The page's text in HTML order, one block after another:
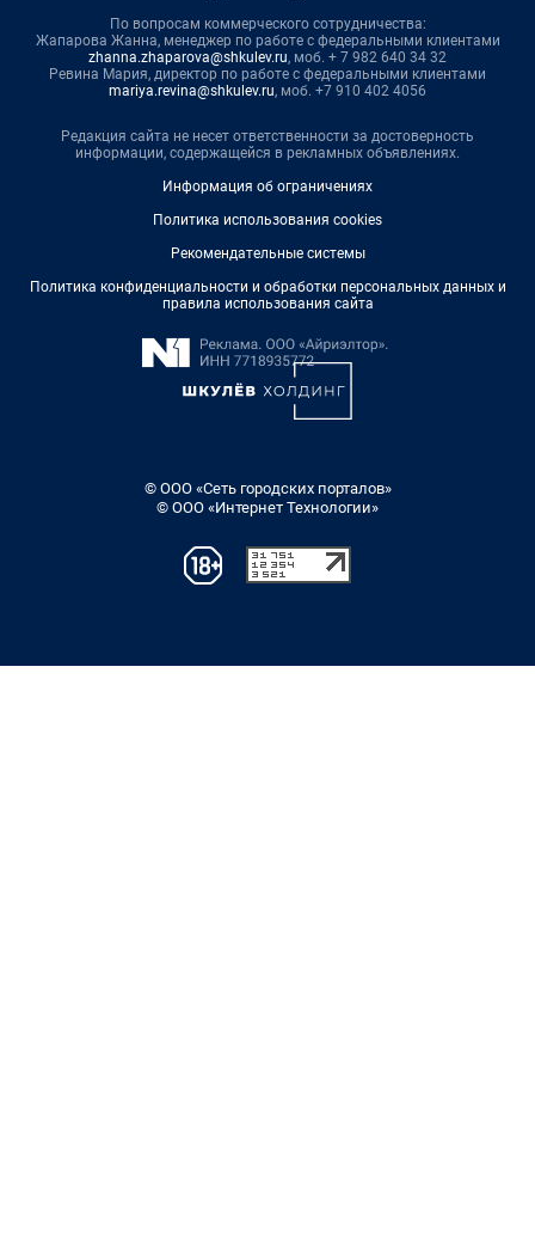
По вопросам коммерческого сотрудничества:
Жапарова Жанна, менеджер по работе с федеральными клиентами
zhanna.zhaparova@shkulev.ru, моб. + 7 982 640 34 32
Ревина Мария, директор по работе с федеральными клиентами
mariya.revina@shkulev.ru, моб. +7 910 402 4056
Редакция сайта не несет ответственности за достоверность
информации, содержащейся в рекламных объявлениях.
Информация об ограничениях
Политика использования cookies
Рекомендательные системы
Политика конфиденциальности и обработки персональных данных и
правила использования сайта
© ООО «Сеть городских порталов»
© ООО «Интернет Технологии»